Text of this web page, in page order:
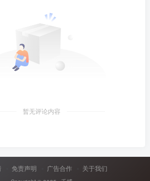
暂无评论内容
免责声明 广告合作 关于我们